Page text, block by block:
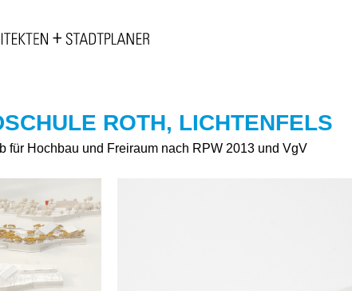
ROTH, LICHTENFELS
für Hochbau und Freiraum nach RPW 2013 und VgV